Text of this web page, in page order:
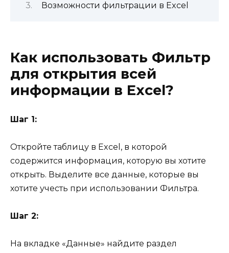
Возможности фильтрации в Excel
Как использовать Фильтр
для открытия всей
информации в Excel?
Шаг 1:
Откройте таблицу в Excel, в которой
содержится информация, которую вы хотите
открыть. Выделите все данные, которые вы
хотите учесть при использовании Фильтра.
Шаг 2:
На вкладке «Данные» найдите раздел